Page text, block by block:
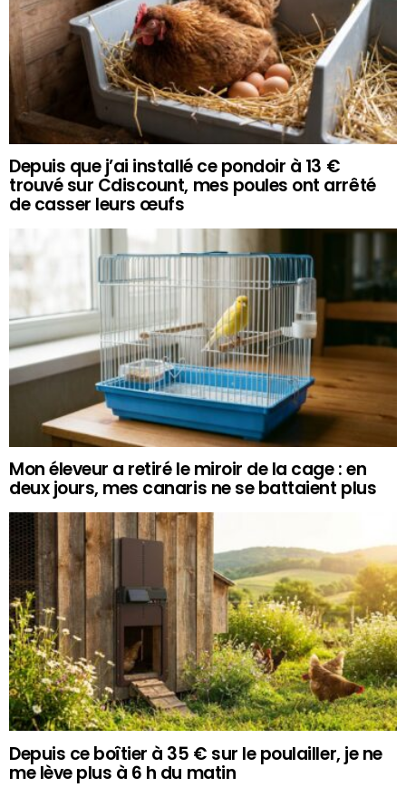
Depuis que j’ai installé ce pondoir à 13 €
trouvé sur Cdiscount, mes poules ont arrêté
de casser leurs œufs
Mon éleveur a retiré le miroir de la cage : en
deux jours, mes canaris ne se battaient plus
Depuis ce boîtier à 35 € sur le poulailler, je ne
me lève plus à 6 h du matin